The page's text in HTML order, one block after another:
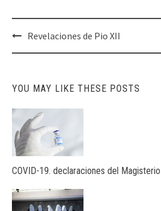
Post
navigation
Revelaciones de Pio XII
YOU MAY LIKE THESE POSTS
COVID-19. declaraciones del Magisterio